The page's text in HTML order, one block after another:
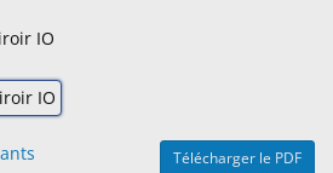
Télécharger le PDF